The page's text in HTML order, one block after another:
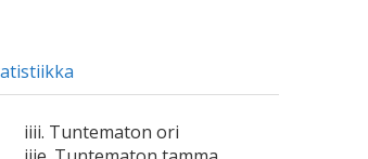
iiii. Tuntematon ori